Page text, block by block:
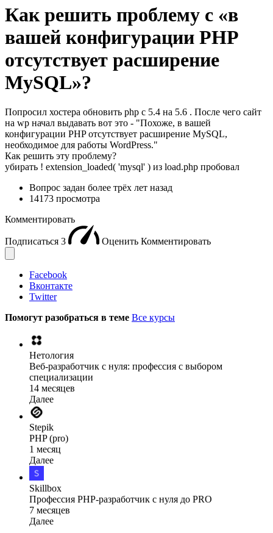
Как решить проблему с «в
вашей конфигурации PHP
отсутствует расширение
MySQL»?
Попросил хостера обновить php c 5.4 на 5.6 . После чего сайт
на wp начал выдавать вот это - "Похоже, в вашей
конфигурации PHP отсутствует расширение MySQL,
необходимое для работы WordPress."
Как решить эту проблему?
убирать ! extension_loaded( 'mysql' ) из load.php пробовал
Вопрос задан более трёх лет назад
14173 просмотра
Комментировать
Подписаться 3 Оценить Комментировать
Facebook
Вконтакте
Twitter
Помогут разобраться в теме Все курсы
Нетология
Веб-разработчик с нуля: профессия с выбором
специализации
14 месяцев
Далее
Stepik
PHP (pro)
1 месяц
Далее
Skillbox
Профессия PHP-разработчик с нуля до PRO
7 месяцев
Далее